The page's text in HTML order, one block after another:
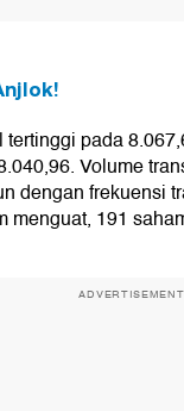
pada
Volume
dengan frekuensi
menguat, 191
ADVERTISEMENT